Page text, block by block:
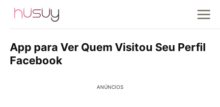
App para Ver Quem Visitou Seu Perfil
Facebook
ANÚNCIOS